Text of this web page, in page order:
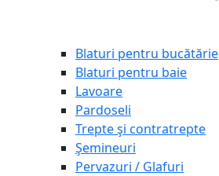
Blaturi pentru bucătărie
Blaturi pentru baie
Lavoare
Pardoseli
Trepte şi contratrepte
Şemineuri
Pervazuri / Glafuri